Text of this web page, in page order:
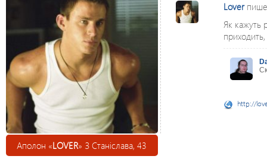
Аполон «LOVER» З Станіслава, 43
Lover
Як кажуть
http://